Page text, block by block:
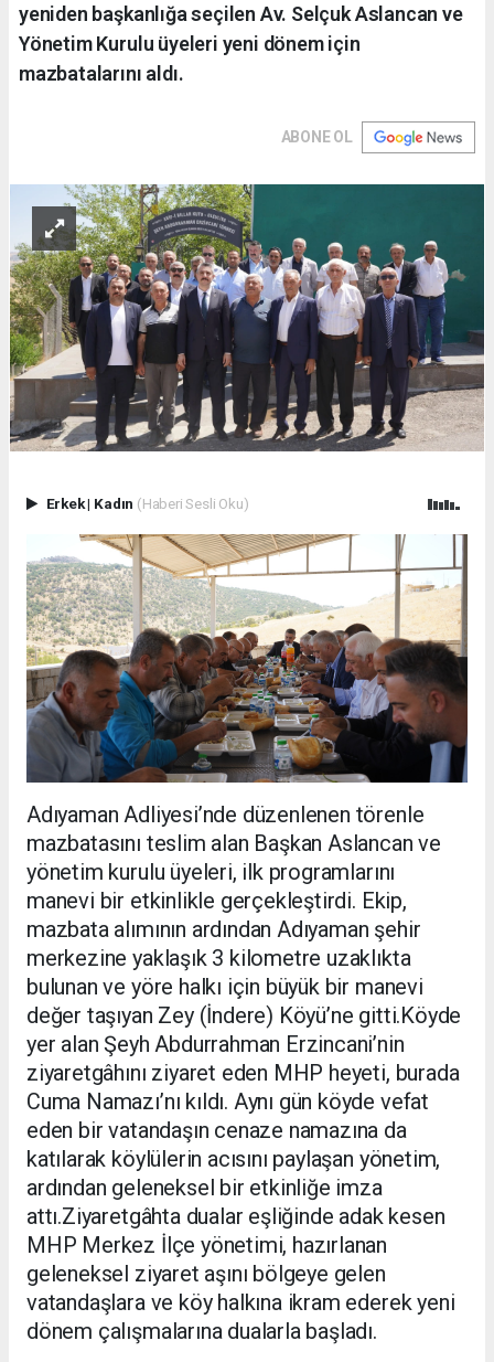
yeniden başkanlığa seçilen Av. Selçuk Aslancan ve
Yönetim Kurulu üyeleri yeni dönem için
mazbatalarını aldı.
ABONE OL
Erkek| Kadın (Haberi Sesli Oku)
Adıyaman Adliyesi’nde düzenlenen törenle
mazbatasını teslim alan Başkan Aslancan ve
yönetim kurulu üyeleri, ilk programlarını
manevi bir etkinlikle gerçekleştirdi. Ekip,
mazbata alımının ardından Adıyaman şehir
merkezine yaklaşık 3 kilometre uzaklıkta
bulunan ve yöre halkı için büyük bir manevi
değer taşıyan Zey (İndere) Köyü’ne gitti.Köyde
yer alan Şeyh Abdurrahman Erzincani’nin
ziyaretgâhını ziyaret eden MHP heyeti, burada
Cuma Namazı’nı kıldı. Aynı gün köyde vefat
eden bir vatandaşın cenaze namazına da
katılarak köylülerin acısını paylaşan yönetim,
ardından geleneksel bir etkinliğe imza
attı.Ziyaretgâhta dualar eşliğinde adak kesen
MHP Merkez İlçe yönetimi, hazırlanan
geleneksel ziyaret aşını bölgeye gelen
vatandaşlara ve köy halkına ikram ederek yeni
dönem çalışmalarına dualarla başladı.